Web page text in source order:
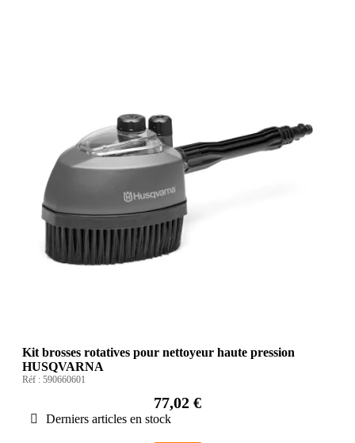
Kit brosses rotatives pour nettoyeur haute pression
HUSQVARNA
Réf : 590660601
77,02 €
Derniers articles en stock